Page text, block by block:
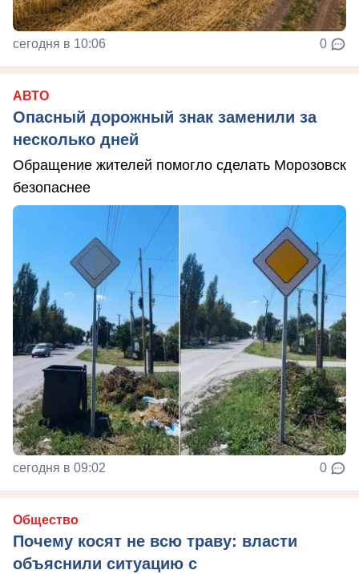
сегодня в 10:06 0
АВТО
Опасный дорожный знак заменили за
несколько дней
Обращение жителей помогло сделать Морозовск
безопаснее
сегодня в 09:02 0
Общество
Почему косят не всю траву: власти
объяснили ситуацию с